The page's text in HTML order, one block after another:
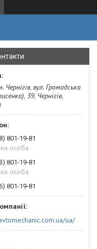
Чернігів, вул. Громадська
39, Чернігів,
801-19-81
особа
801-19-81
особа
801-19-81
ua/